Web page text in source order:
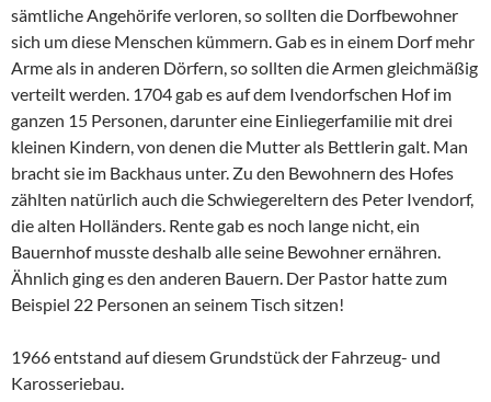
sämtliche Angehörife verloren, so sollten die Dorfbewohner
sich um diese Menschen kümmern. Gab es in einem Dorf mehr
Arme als in anderen Dörfern, so sollten die Armen gleichmäßig
verteilt werden. 1704 gab es auf dem Ivendorfschen Hof im
ganzen 15 Personen, darunter eine Einliegerfamilie mit drei
kleinen Kindern, von denen die Mutter als Bettlerin galt. Man
bracht sie im Backhaus unter. Zu den Bewohnern des Hofes
zählten natürlich auch die Schwiegereltern des Peter Ivendorf,
die alten Holländers. Rente gab es noch lange nicht, ein
Bauernhof musste deshalb alle seine Bewohner ernähren.
Ähnlich ging es den anderen Bauern. Der Pastor hatte zum
Beispiel 22 Personen an seinem Tisch sitzen!
1966 entstand auf diesem Grundstück der Fahrzeug- und
Karosseriebau.